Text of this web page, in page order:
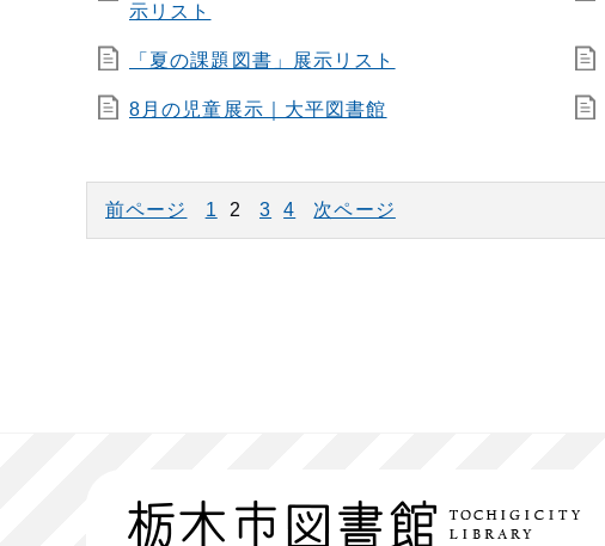
示リスト
「夏の課題図書」展示リスト
8月の児童展示｜大平図書館
前ページ 1 2 3 4 次ページ